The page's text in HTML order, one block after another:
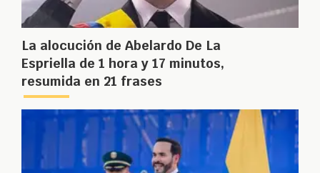
La alocución de Abelardo De La
Espriella de 1 hora y 17 minutos,
resumida en 21 frases